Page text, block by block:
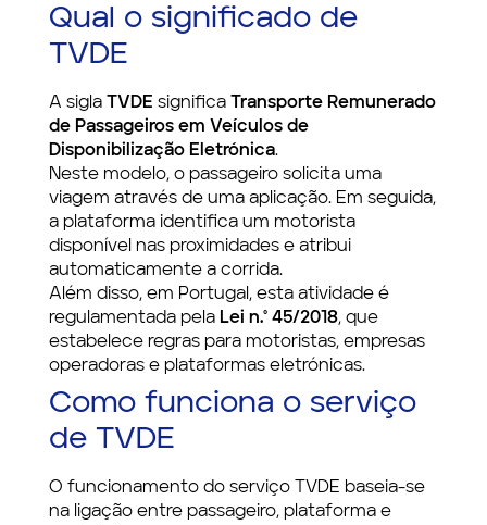
Qual o significado de
TVDE
A sigla TVDE significa Transporte Remunerado
de Passageiros em Veículos de
Disponibilização Eletrónica.
Neste modelo, o passageiro solicita uma
viagem através de uma aplicação. Em seguida,
a plataforma identifica um motorista
disponível nas proximidades e atribui
automaticamente a corrida.
Além disso, em Portugal, esta atividade é
regulamentada pela Lei n.º 45/2018, que
estabelece regras para motoristas, empresas
operadoras e plataformas eletrónicas.
Como funciona o serviço
de TVDE
O funcionamento do serviço TVDE baseia-se
na ligação entre passageiro, plataforma e